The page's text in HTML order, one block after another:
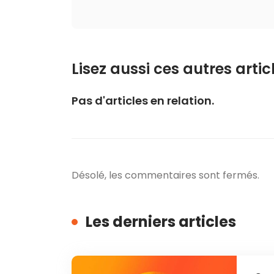
Lisez aussi ces autres
Pas d'articles en relation.
Désolé, les commentaires sont fermés.
Les derniers articles